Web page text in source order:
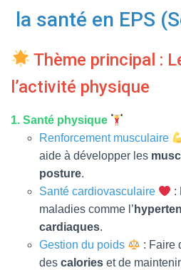
la santé en EPS
Thème principal :
l’activité physique
1. Santé physique
Renforcement musculaire
aide à développer les
posture.
Santé cardiovasculaire
:
maladies comme l’
cardiaques.
Gestion du poids
: Faire
des calories et de